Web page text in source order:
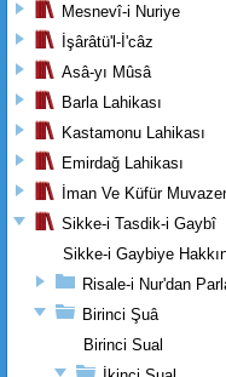
Mesnevî-i Nuriye
İşârâtü'l-İ'câz
Asâ-yı Mûsâ
Barla Lahikası
Kastamonu Lahikası
Emirdağ Lahikası
İman Ve Küfür
Sikke-i Tasdik-i Gaybî
Sikke-i Gaybiye
Risale-i Nur'dan
Birinci Şuâ
Birinci Sual